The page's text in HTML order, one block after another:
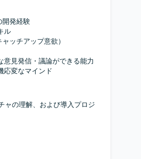
開発経験
ル
ッチアップ意欲）
意見発信・議論ができる能力
応変なマインド
ャの理解、および導入プロジ